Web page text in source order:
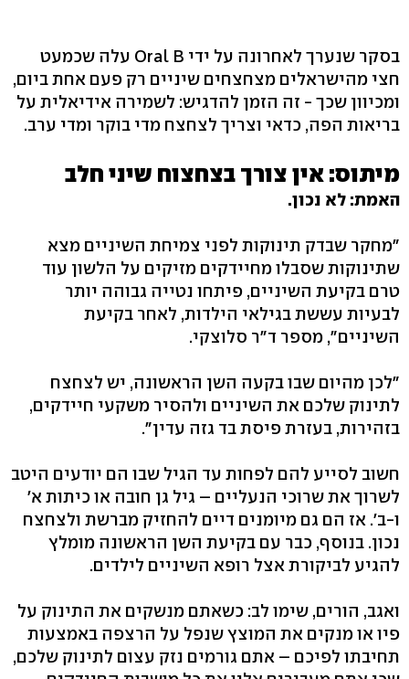
בסקר שנערך לאחרונה על ידי Oral B עלה שכמעט
חצי מהישראלים מצחצחים שיניים רק פעם אחת ביום,
ומכיוון שכך - זה הזמן להדגיש: לשמירה אידיאלית על
בריאות הפה, כדאי וצריך לצחצח מדי בוקר ומדי ערב.
מיתוס: אין צורך בצחצוח שיני חלב
האמת: לא נכון.
"מחקר שבדק תינוקות לפני צמיחת השיניים מצא
שתינוקות שסבלו מחיידקים מזיקים על הלשון עוד
טרם בקיעת השיניים, פיתחו נטייה גבוהה יותר
לבעיות עששת בגילאי הילדות, לאחר בקיעת
השיניים", מספר ד"ר סלוצקי.
"לכן מהיום שבו בקעה השן הראשונה, יש לצחצח
לתינוק שלכם את השיניים ולהסיר משקעי חיידקים,
בזהירות, בעזרת פיסת בד גזה עדין".
חשוב לסייע להם לפחות עד הגיל שבו הם יודעים היטב
לשרוך את שרוכי הנעליים – גיל גן חובה או כיתות א'
ו-ב'. אז הם גם מיומנים דיים להחזיק מברשת ולצחצח
נכון. בנוסף, כבר עם בקיעת השן הראשונה מומלץ
להגיע לביקורת אצל רופא השיניים לילדים.
ואגב, הורים, שימו לב: כשאתם מנשקים את התינוק על
פיו או מנקים את המוצץ שנפל על הרצפה באמצעות
תחיבתו לפיכם – אתם גורמים נזק עצום לתינוק שלכם,